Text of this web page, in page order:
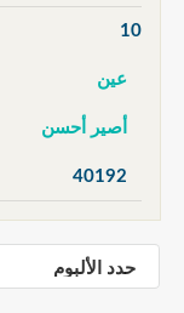
10
عين
أصير أحسن
40192